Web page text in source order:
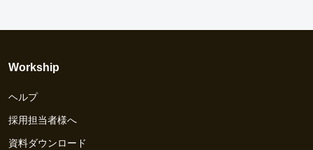
Workship
ヘルプ
採用担当者様へ
資料ダウンロード